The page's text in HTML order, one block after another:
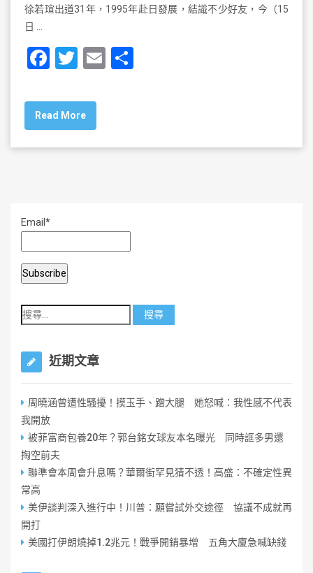
徐若瑄出道31年，1995年赴日發展，結識不少好友，今（15
日 …
F
c
e
b
k
T
tt
er
E
Read More
Email*
近期文章
周曉涵曾遭性騷擾！摸玉手、蹭大腿 她怒喊：我性感不代表
我開放
被菲富商包養20年？郭台銘女球友本名曝光 同時誆多男還
掏空前夫
聯準會本周會升息嗎？華爾街罕見猜不透！高盛：不確定性異
常高
美伊談判深入進行中！川普：願嘗試外交途徑 協議不成就再
開打
美國打伊朗燒掉1.2兆元！戰爭開銷暴增 五角大廈急喊缺錢